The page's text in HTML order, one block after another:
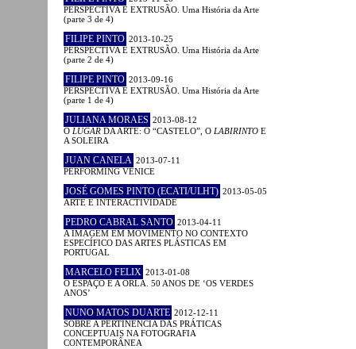
PERSPECTIVA E EXTRUSÃO. Uma História da Arte
(parte 3 de 4)
FILIPE PINTO 2013-10-25
PERSPECTIVA E EXTRUSÃO. Uma História da Arte
(parte 2 de 4)
FILIPE PINTO 2013-09-16
PERSPECTIVA E EXTRUSÃO. Uma História da Arte
(parte 1 de 4)
JULIANA MORAES 2013-08-12
O LUGAR DA ARTE: O “CASTELO”, O LABIRINTO E
A SOLEIRA
JUAN CANELA 2013-07-11
PERFORMING VENICE
JOSÉ GOMES PINTO (ECATI/ULHT) 2013-05-05
ARTE E INTERACTIVIDADE
PEDRO CABRAL SANTO 2013-04-11
A IMAGEM EM MOVIMENTO NO CONTEXTO
ESPECÍFICO DAS ARTES PLÁSTICAS EM
PORTUGAL
MARCELO FELIX 2013-01-08
O ESPAÇO E A ORLA. 50 ANOS DE ‘OS VERDES
ANOS’
NUNO MATOS DUARTE 2012-12-11
SOBRE A PERTINÊNCIA DAS PRÁTICAS
CONCEPTUAIS NA FOTOGRAFIA
CONTEMPORÂNEA